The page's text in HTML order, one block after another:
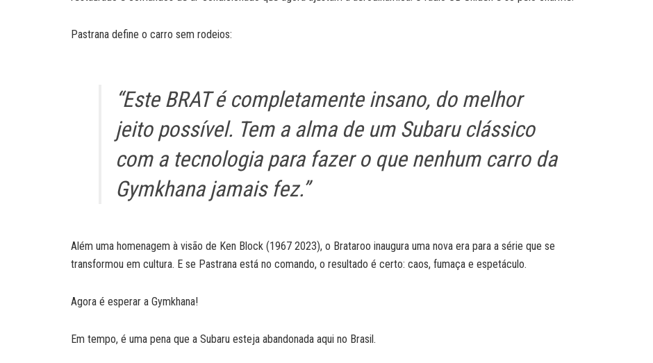
Pastrana define o carro sem rodeios:
“Este BRAT é completamente insano, do melhor
jeito possível. Tem a alma de um Subaru clássico
com a tecnologia para fazer o que nenhum carro da
Gymkhana jamais fez.”
Além uma homenagem à visão de Ken Block (1967 2023), o Brataroo inaugura uma nova era para a série que se
transformou em cultura. E se Pastrana está no comando, o resultado é certo: caos, fumaça e espetáculo.
Agora é esperar a Gymkhana!
Em tempo, é uma pena que a Subaru esteja abandonada aqui no Brasil.